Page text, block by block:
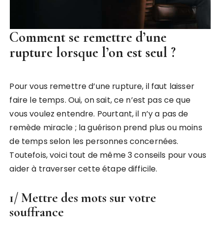
Comment se remettre d’une
rupture lorsque l’on est seul ?
Pour vous remettre d’une rupture, il faut laisser
faire le temps. Oui, on sait, ce n’est pas ce que
vous voulez entendre. Pourtant, il n’y a pas de
remède miracle ; la guérison prend plus ou moins
de temps selon les personnes concernées.
Toutefois, voici tout de même 3 conseils pour vous
aider à traverser cette étape difficile.
1/ Mettre des mots sur votre
souffrance